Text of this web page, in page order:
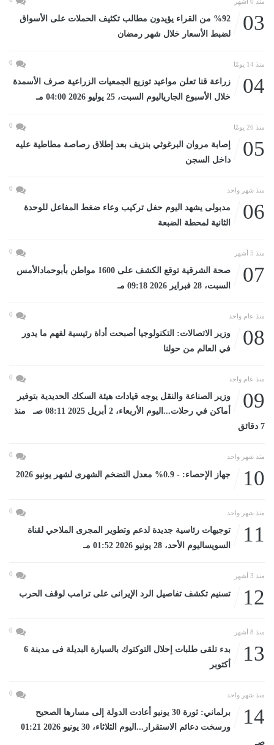
03
%92 من القراء يؤيدون مطالب تكثيف الحملات على الأسواق
لضبط الأسعار خلال شهر رمضان
منذ 14 يومًا 0
04
زراعة قنا تعلن مواعيد توزيع الجمعيات الزراعية صرف الأسمدة
خلال الأسبوع الجارياليوم السبت، 25 يوليو 2026 04:00 مـ
منذ 26 يومًا 0
05
إصابة مروان البرغوثي بنزيف بعد إطلاق رصاصة مطاطية عليه
داخل السجن
منذ شهر واحد 0
06
مدبولى يشهد اليوم حفل تركيب وعاء ضغط المفاعل للوحدة
الثانية لمحطة الضبعة
منذ 5 أشهر 0
07
صحة الشرقية توقع الكشف على 1600 مواطن بأبوحمادالأمس
السبت، 28 فبراير 2026 09:18 مـ
منذ عام واحد 0
08
وزير الاتصالات: التكنولوجيا أصبحت أداة رئيسية لفهم ما يدور
في العالم من حولنا
منذ عام واحد 0
09
وزير الصناعة والنقل يوجه قيادات هيئة السكك الحديدية بتوفير
أماكن في رحلات...اليوم الأربعاء، 2 أبريل 2025 08:11 صـ منذ
7 دقائق
منذ شهر واحد 0
10 جهاز الإحصاء: - 0.9% معدل التضخم الشهرى لشهر يونيو 2026
منذ شهر واحد 0
11
توجيهات رئاسية جديدة لدعم وتطوير المجرى الملاحي لقناة
السويساليوم الأحد، 28 يونيو 2026 01:52 مـ
منذ 3 أشهر 0
12 تسنيم تكشف تفاصيل الرد الإيرانى على ترامب لوقف الحرب
منذ 8 أشهر 0
13
بدء تلقى طلبات إحلال التوكتوك بالسيارة البديلة فى مدينة 6
أكتوبر
منذ شهر واحد 0
14
برلماني: ثورة 30 يونيو أعادت الدولة إلى مسارها الصحيح
ورسخت دعائم الاستقرار...اليوم الثلاثاء، 30 يونيو 2026 01:21
صـ